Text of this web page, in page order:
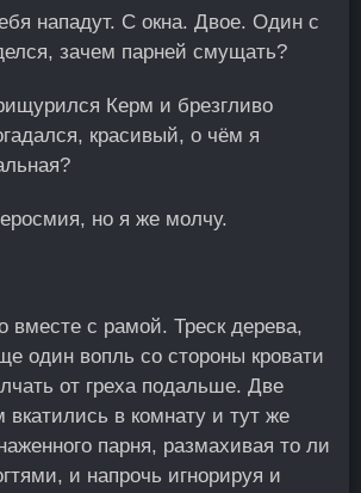
нападут. С окна. Двое. Один с
зачем парней смущать?
Керм и брезгливо
красивый, о чём я
но я же молчу.
вместе с рамой. Треск дерева,
один вопль со стороны кровати
от греха подальше. Две
в комнату и тут же
парня, размахивая то ли
и напрочь игнорируя и